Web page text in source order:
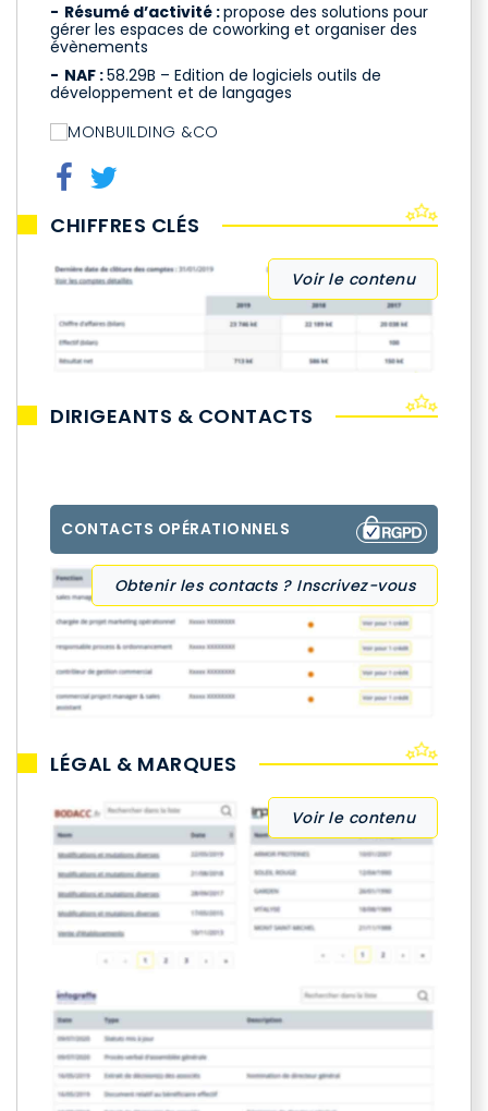
Résumé d’activité :propose des solutions pour
gérer les espaces de coworking et organiser des
évènements
NAF :58.29B – Edition de logiciels outils de
développement et de langages
CHIFFRES CLÉS
Voir le contenu
DIRIGEANTS & CONTACTS
CONTACTS OPÉRATIONNELS
Obtenir les contacts ? Inscrivez-vous
LÉGAL & MARQUES
Voir le contenu